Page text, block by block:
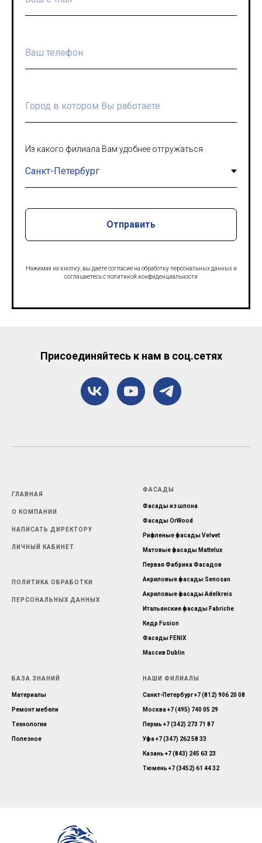
Из какого филиала Вам удобнее отгружаться
Отправить
Нажимая на кнопку, вы даете согласие на обработку персональных данных и
соглашаетесь c политикой конфиденциальности
Присоединяйтесь к нам в соц.сетях
ГЛАВНАЯ
О КОМПАНИИ
НАПИСАТЬ ДИРЕКТОРУ
ЛИЧНЫЙ КАБИНЕТ
ПОЛИТИКА ОБРАБОТКИ
ПЕРСОНАЛЬНЫХ ДАННЫХ
ФАСАДЫ
Фасады из шпона
Фасады OrWood
Рифленые фасады Velvet
Матовые фасады Mattelux
Первая Фабрика Фасадов
Акриловые фасады Senosan
Акриловые фасады Adelkreis
Итальянские фасады Fabriche
Кедр Fusion
Фасады FENIX
Массив Dublin
БАЗА ЗНАНИЙ
Материалы
Ремонт мебели
Технологии
Полезное
НАШИ ФИЛИАЛЫ
Санкт-Петербург+7 (812) 906 20 08
Москва+7 (495) 740 05 29
Пермь+7 (342) 273 71 87
Уфа+7 (347) 262 58 33
Казань+7 (843) 245 63 23
Тюмень+7 (3452) 61 44 32